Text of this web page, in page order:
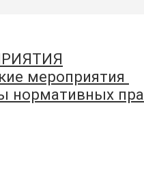
мероприятия
нормативных